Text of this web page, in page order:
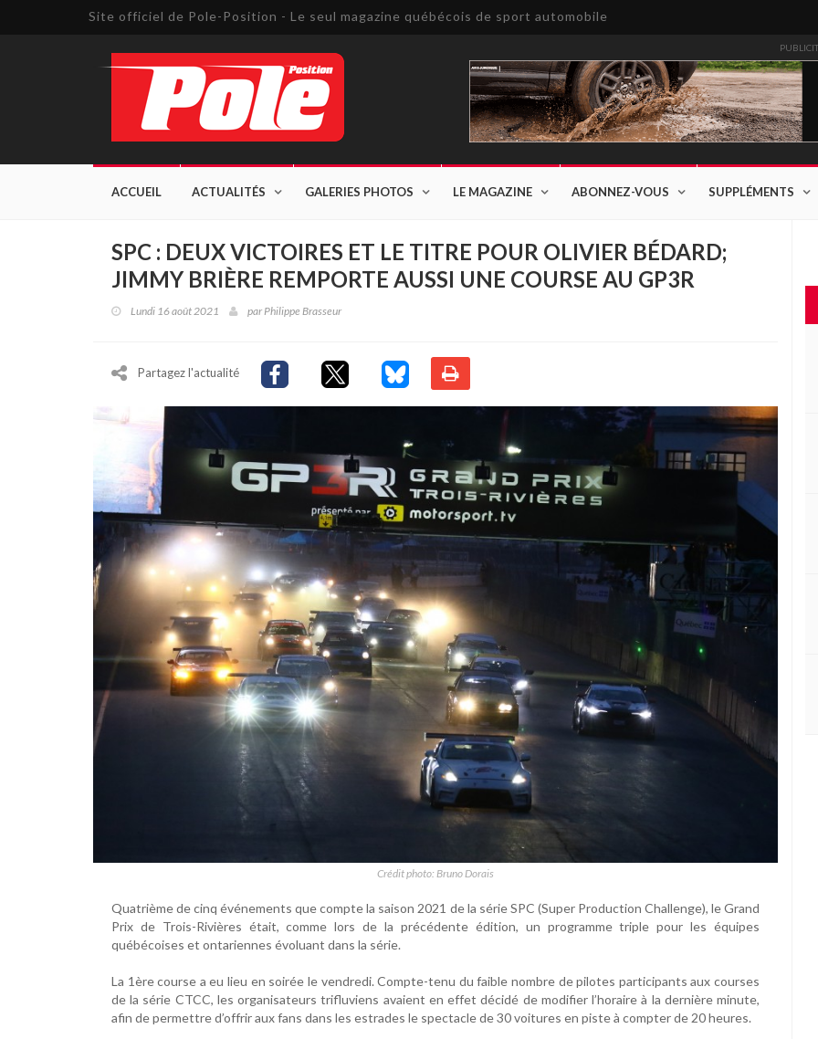
Site officiel de Pole-Position - Le seul magazine québécois de sport automobile
ACCUEIL ACTUALITÉS GALERIES PHOTOS LE MAGAZINE ABONNEZ-VOUS SUPPLÉMENTS
SPC : DEUX VICTOIRES ET LE TITRE POUR OLIVIER BÉDARD;
JIMMY BRIÈRE REMPORTE AUSSI UNE COURSE AU GP3R
Lundi 16 août 2021 parPhilippe Brasseur
Partagez l'actualité
Crédit photo: Bruno Dorais
Quatrième de cinq événements que compte la saison 2021 de la série SPC (Super Production Challenge), le Grand
Prix de Trois-Rivières était, comme lors de la précédente édition, un programme triple pour les équipes
québécoises et ontariennes évoluant dans la série.
La 1ère course a eu lieu en soirée le vendredi. Compte-tenu du faible nombre de pilotes participants aux courses
de la série CTCC, les organisateurs trifluviens avaient en effet décidé de modifier l’horaire à la dernière minute,
afin de permettre d’offrir aux fans dans les estrades le spectacle de 30 voitures en piste à compter de 20 heures.